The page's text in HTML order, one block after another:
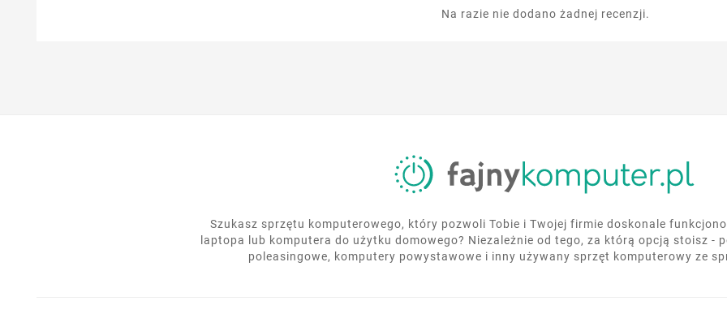
Na razie nie dodano żadnej recenzji.
Szukasz sprzętu komputerowego, który pozwoli Tobie i Twojej firmie doskonale
laptopa lub komputera do użytku domowego? Niezależnie od tego, za którą opcją stoisz -
poleasingowe, komputery powystawowe i inny używany sprzęt komputerowy ze